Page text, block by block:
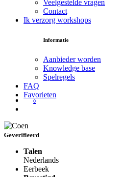
Veelgestelde vragen
Contact
Ik verzorg workshops
Informatie
Aanbieder worden
Knowledge base
Spelregels
FAQ
Favorieten
0
Geverifieerd
Talen
Nederlands
Eerbeek